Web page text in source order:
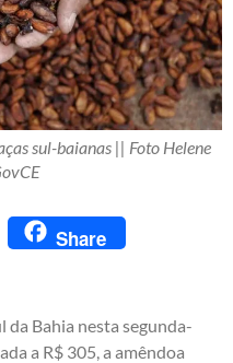
sul-baianas || Foto Helene
PrintFriendly
Share
da Bahia nesta segunda-
a R$ 305, a amêndoa